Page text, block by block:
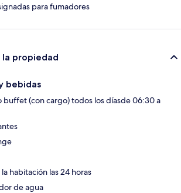
para fumadores
la propiedad
bebidas
buffet (con cargo) todos los díasde 06:30 a
habitación las 24 horas
de agua